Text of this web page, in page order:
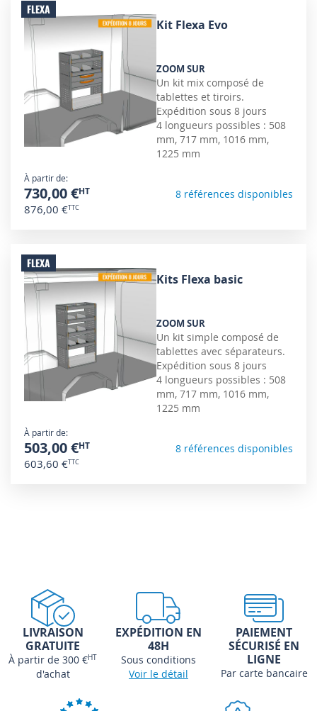
FLEXA
Kit Flexa Evo
ZOOM SUR
Un kit mix composé de
tablettes et tiroirs.
Expédition sous 8 jours
4 longueurs possibles : 508
mm, 717 mm, 1016 mm,
1225 mm
À partir de
730,00 €
876,00 €
8 références disponibles
FLEXA
Kits Flexa basic
ZOOM SUR
Un kit simple composé de
tablettes avec séparateurs.
Expédition sous 8 jours
4 longueurs possibles : 508
mm, 717 mm, 1016 mm,
1225 mm
À partir de
503,00 €
603,60 €
8 références disponibles
LIVRAISON
GRATUITE
À partir de 300 €HT
d'achat
EXPÉDITION EN
48H
Sous conditions
Voir le détail
PAIEMENT
SÉCURISÉ EN
LIGNE
Par carte bancaire